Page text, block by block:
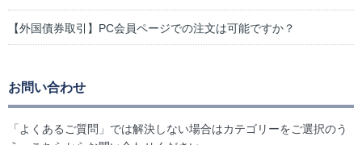
【外国債券取引】PC会員ページでの注文は可能ですか？
お問い合わせ
「よくあるご質問」では解決しない場合はカテゴリーをご選択のう